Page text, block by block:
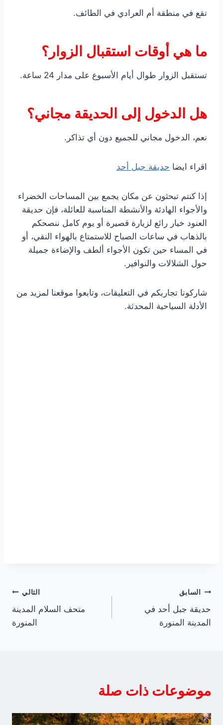
تقع في منطقة أم العرادي في الطائف.
ما هي أوقات استقبال الزوار؟
تستقبل الزوار طوال أيام الأسبوع على مدار 24 ساعة.
هل الدخول إلى الحديقة مجاني؟
نعم، الدخول مجاني للجميع دون أي تذاكر.
اقراء ايضا حديقة جبل أحد
إذا كنتم تبحثون عن مكان يجمع بين المساحات الخضراء
والأجواء الهادئة والأنشطة المناسبة للعائلة، فإن حديقة
العنود خيار رائع لزيارة قصيرة أو يوم كامل ننصحكم
بالذهاب في ساعات الصباح للاستمتاع بالهواء النقي، أو
في المساء حين تكون الأجواء ألطف والإضاءة جميلة
حول الشلالات والنوافير.
شاركونا تجاربكم في التعليقات، وتابعوا موقعنا لمزيد من
الأدلة السياحية المحدثة.
تصفّح
المقالات
السابق
حديقة جبل أحد في
المدينة المنورة
التالي
متحف السلام المدينة
المنورة
موضوعات ذات صلة